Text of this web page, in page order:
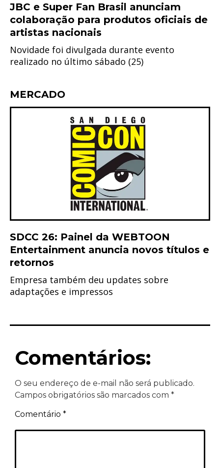
JBC e Super Fan Brasil anunciam
colaboração para produtos oficiais de
artistas nacionais
Novidade foi divulgada durante evento
realizado no último sábado (25)
MERCADO
SDCC 26: Painel da WEBTOON
Entertainment anuncia novos títulos e
retornos
Empresa também deu updates sobre
adaptações e impressos
Comentários:
O seu endereço de e-mail não será publicado.
Campos obrigatórios são marcados com *
Comentário *